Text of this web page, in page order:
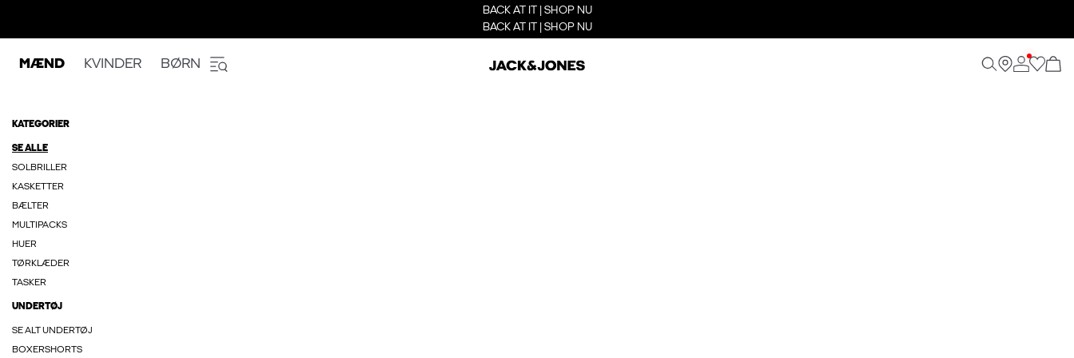
BACK AT IT | SHOP NU
BACK AT IT | SHOP NU
MÆND KVINDER BØRN
KATEGORIER
SE ALLE
SOLBRILLER
KASKETTER
BÆLTER
MULTIPACKS
HUER
TØRKLÆDER
TASKER
UNDERTØJ
SE ALT UNDERTØJ
BOXERSHORTS